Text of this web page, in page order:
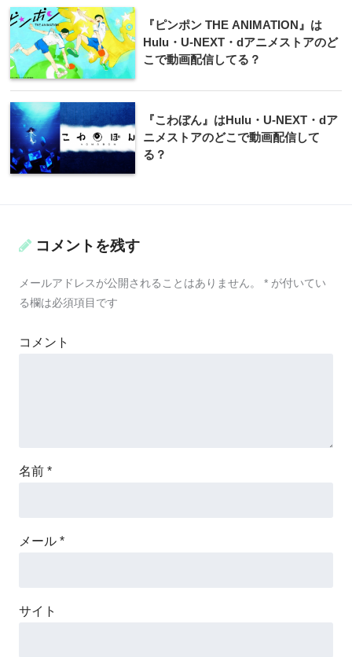
『ピンポン THE ANIMATION』は
Hulu・U-NEXT・dアニメストアのど
こで動画配信してる？
『こわぼん』はHulu・U-NEXT・dア
ニメストアのどこで動画配信して
る？
コメントを残す
メールアドレスが公開されることはありません。 * が付いてい
る欄は必須項目です
コメント
名前 *
メール *
サイト